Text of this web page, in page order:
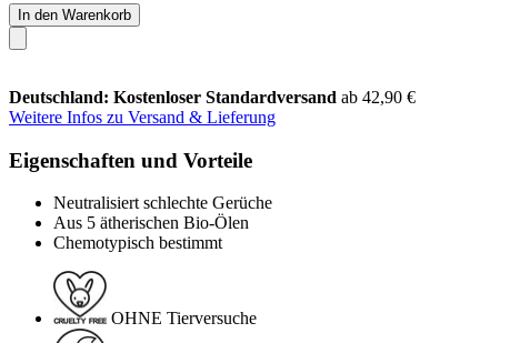
In den Warenkorb
Deutschland: Kostenloser Standardversand ab 42,90 €
Weitere Infos zu Versand & Lieferung
Eigenschaften und Vorteile
Neutralisiert schlechte Gerüche
Aus 5 ätherischen Bio-Ölen
Chemotypisch bestimmt
OHNE Tierversuche